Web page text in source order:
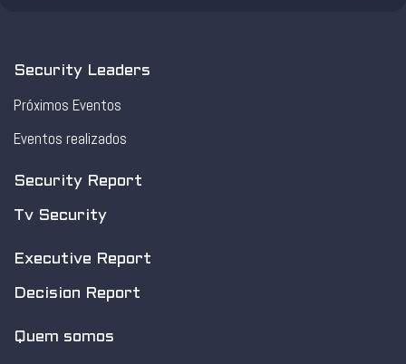
Security Leaders
Próximos Eventos
Eventos realizados
Security Report
Tv Security
Executive Report
Decision Report
Quem somos